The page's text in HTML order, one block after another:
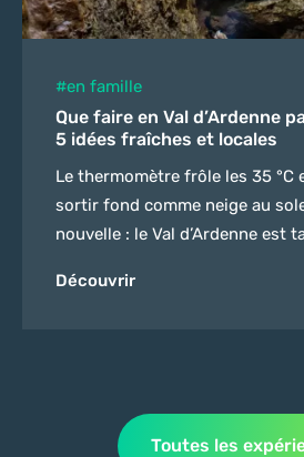
#en famille
Que faire en Val d’Ardenne
5 idées fraîches et locales
Le thermomètre frôle les 35 °C
sortir fond comme neige au
nouvelle : le Val d’Ardenne est
frais, berges ombragées de la
Découvrir
Toutes les